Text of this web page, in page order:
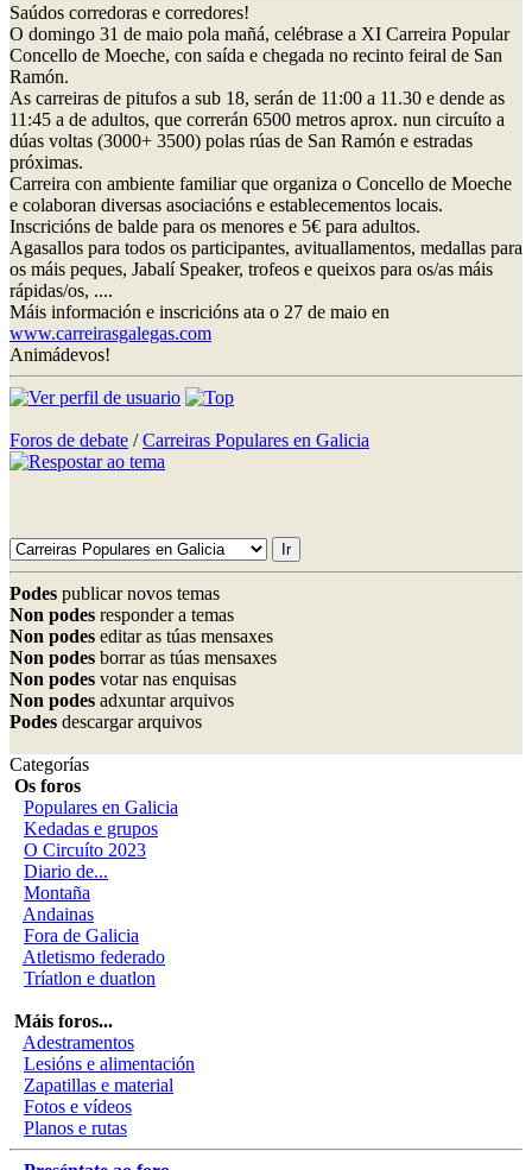
Saúdos corredoras e corredores!
O domingo 31 de maio pola mañá, celébrase a XI Carreira Popular
Concello de Moeche, con saída e chegada no recinto feiral de San
Ramón.
As carreiras de pitufos a sub 18, serán de 11:00 a 11.30 e dende as
11:45 a de adultos, que correrán 6500 metros aprox. nun circuíto a
dúas voltas (3000+ 3500) polas rúas de San Ramón e estradas
próximas.
Carreira con ambiente familiar que organiza o Concello de Moeche
e colaboran diversas asociacións e establecementos locais.
Inscricións de balde para os menores e 5€ para adultos.
Agasallos para todos os participantes, avituallamentos, medallas para
os máis peques, Jabalí Speaker, trofeos e queixos para os/as máis
rápidas/os, ....
Máis información e inscricións ata o 27 de maio en
www.carreirasgalegas.com
Animádevos!
Foros de debate /Carreiras Populares en Galicia
Podes publicar novos temas
Non podes responder a temas
Non podes editar as túas mensaxes
Non podes borrar as túas mensaxes
Non podes votar nas enquisas
Non podes adxuntar arquivos
Podes descargar arquivos
Categorías
Os foros
Populares en Galicia
Kedadas e grupos
O Circuíto 2023
Diario de...
Montaña
Andainas
Fora de Galicia
Atletismo federado
Tríatlon e duatlon
Máis foros...
Adestramentos
Lesións e alimentación
Zapatillas e material
Fotos e vídeos
Planos e rutas